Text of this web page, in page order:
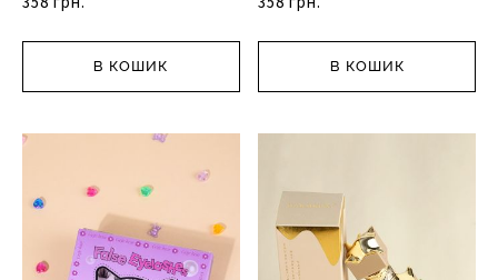
В КОШИК В КОШИК